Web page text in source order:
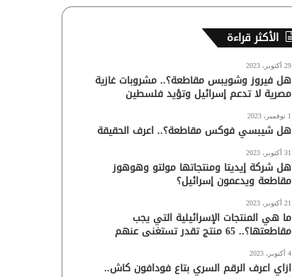
الأكثر قراءة
29 أكتوبر، 2023
هل فيروز وشويبس مقاطعة؟.. مشروبات غازية
مصرية لا تدعم إسرائيل وتؤيد فلسطين
1 نوفمبر، 2023
هل شيبسي فوكس مقاطعة؟.. اعرف الحقيقة
31 أكتوبر، 2023
هل شركة إيديتا ومنتجاتها مولتو وهوهوز
مقاطعة ويدعمون إسرائيل؟
21 أكتوبر، 2023
ما هي المنتجات الإسرائيلية التي يجب
مقاطعتها؟.. 65 منتج تقدر تستغنى عنهم
4 أكتوبر، 2023
ازاي اعرف الرقم السري بتاع فودافون كاش..